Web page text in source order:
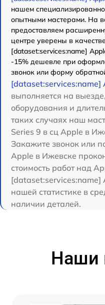
нашем
опытными мастерами. На
предоставляем
центре уверены в
[dataset:services:name]
-15% дешевле при
звонок или форму
[dataset:services:name]
выполняется на
оборудования и
таких случаях наш
Series 9 в сц Apple в
Закажите звонок или
Apple в Ижевске
стоимость работ над
[dataset:services:name]
нашей статистике в
наличии деталей.
Наши